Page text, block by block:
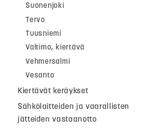
Suonenjoki
Tervo
Tuusniemi
Valtimo, kiertävä
Vehmersalmi
Vesanto
Kiertävät keräykset
Sähkölaitteiden ja vaarallisten
jätteiden vastaanotto